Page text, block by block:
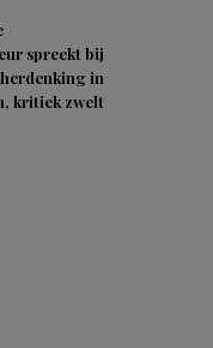
spreekt bij
in
kritiek zwelt